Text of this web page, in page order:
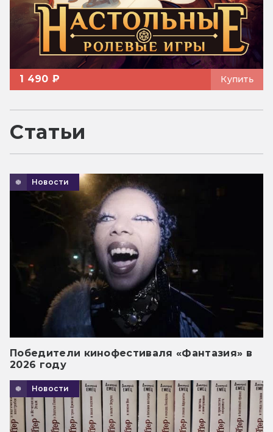
1 490 ₽ Купить
Статьи
Новости
Победители кинофестиваля «Фантазия» в
2026 году
Новости